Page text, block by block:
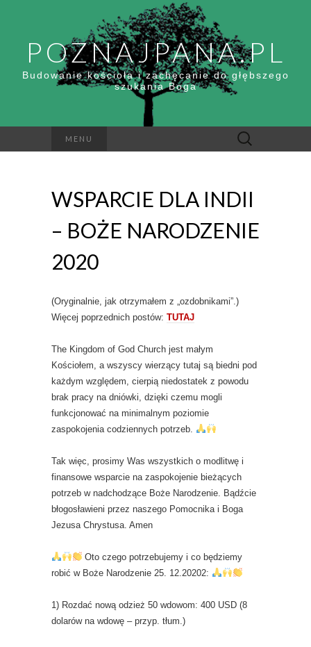
POZNAJPANA.PL
Budowanie kościoła i zachęcanie do głębszego
szukania Boga
MENU Szukaj:
WSPARCIE DLA INDII
– BOŻE NARODZENIE
2020
(Oryginalnie, jak otrzymałem z „ozdobnikami”.)
Więcej poprzednich postów: TUTAJ
The Kingdom of God Church jest małym
Kościołem, a wszyscy wierzący tutaj są biedni pod
każdym względem, cierpią niedostatek z powodu
brak pracy na dniówki, dzięki czemu mogli
funkcjonować na minimalnym poziomie
zaspokojenia codziennych potrzeb.
Tak więc, prosimy Was wszystkich o modlitwę i
finansowe wsparcie na zaspokojenie bieżących
potrzeb w nadchodzące Boże Narodzenie. Bądźcie
błogosławieni przez naszego Pomocnika i Boga
Jezusa Chrystusa. Amen
Oto czego potrzebujemy i co będziemy
robić w Boże Narodzenie 25. 12.20202:
1) Rozdać nową odzież 50 wdowom: 400 USD (8
dolarów na wdowę – przyp. tłum.)